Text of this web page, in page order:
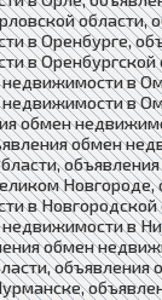
области,
в Оренбурге,
в Оренбургской
в
в
обмен
обмен
Новгороде,
в Новгородской
недвижимости в
обмен
объявления